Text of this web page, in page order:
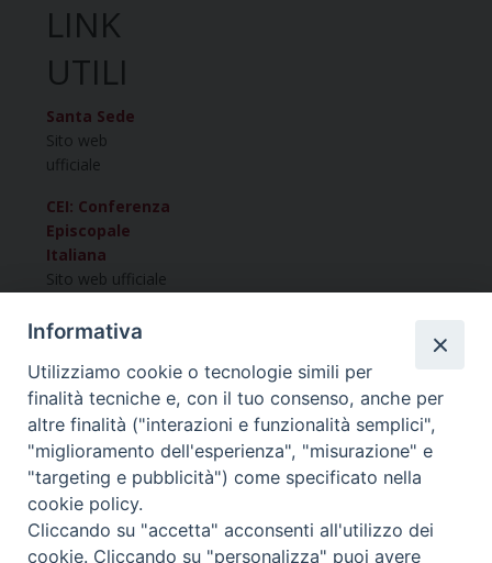
LINK
UTILI
Santa Sede
Sito web
ufficiale
CEI: Conferenza
Episcopale
Italiana
Sito web ufficiale
CET: Conferenza
Episcopale
Triveneto
Sito web ufficiale
Vuoi condividere questo articolo?
Copyright © Arcidiocesi di Udine 2018
Informativa
Utilizziamo cookie o tecnologie simili per
finalità tecniche e, con il tuo consenso, anche per
altre finalità ("interazioni e funzionalità semplici",
"miglioramento dell'esperienza", "misurazione" e
"targeting e pubblicità") come specificato nella
cookie policy.
Cliccando su "accetta" acconsenti all'utilizzo dei
cookie. Cliccando su "personalizza" puoi avere